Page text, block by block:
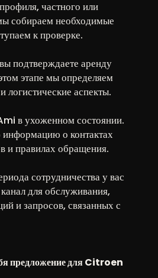
частного или
собираем необходимые
к проверке.
подтверждаете аренду
этапе мы определяем
логистические аспекты.
в ухоженном состоянии.
о контактах
и правилах обращения.
сотрудничества у вас
для обслуживания,
и запросов, связанных с
предложение для Citroen